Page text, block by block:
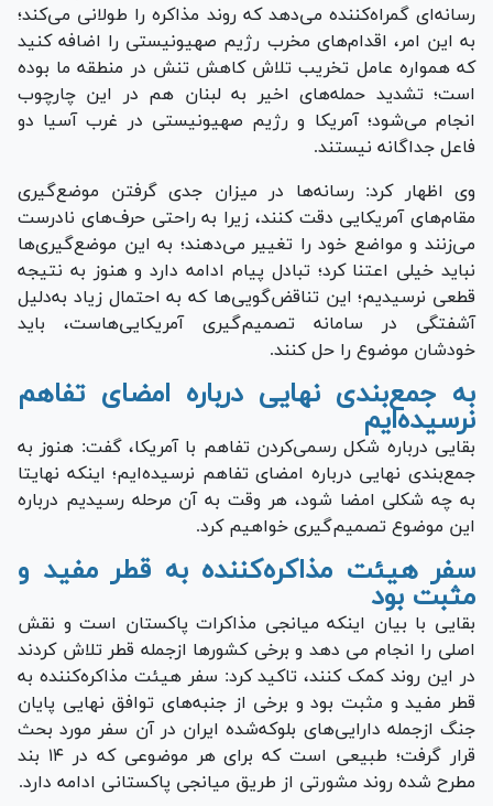
رسانه‌ای گمراه‌کننده می‌دهد که روند مذاکره را طولانی می‌کند؛
به این امر، اقدام‌های مخرب رژیم صهیونیستی را اضافه کنید
که همواره عامل تخریب تلاش کاهش تنش در منطقه ما بوده
است؛ تشدید حمله‌های اخیر به لبنان هم در این چارچوب
انجام می‌شود؛ آمریکا و رژیم صهیونیستی در غرب آسیا دو
فاعل جداگانه نیستند.
وی اظهار کرد: رسانه‌ها در میزان جدی گرفتن موضع‌گیری
مقام‌های آمریکایی دقت کنند، زیرا به راحتی حرف‌های نادرست
می‌زنند و مواضع خود را تغییر می‌دهند؛ به این موضع‌گیری‌ها
نباید خیلی اعتنا کرد؛ تبادل پیام ادامه دارد و هنوز به نتیجه
قطعی نرسیدیم؛ این تناقض‌گویی‌ها که به احتمال زیاد به‌دلیل
آشفتگی در سامانه تصمیم‌گیری آمریکایی‌هاست، باید
خودشان موضوع را حل کنند.
به جمع‌بندی نهایی درباره امضای تفاهم
نرسیده‌ایم
بقایی درباره شکل رسمی‌کردن تفاهم با آمریکا، گفت: هنوز به
جمع‌بندی نهایی درباره امضای تفاهم نرسیده‌ایم؛ اینکه نهایتا
به چه شکلی امضا شود، هر وقت به آن مرحله رسیدیم درباره
این موضوع تصمیم‌گیری خواهیم کرد.
سفر هیئت مذاکره‌کننده به قطر مفید و
مثبت بود
بقایی با بیان اینکه میانجی مذاکرات پاکستان است و نقش
اصلی را انجام می دهد و برخی کشورها ازجمله قطر تلاش کردند
در این روند کمک کنند، تاکید کرد: سفر هیئت مذاکره‌کننده به
قطر مفید و مثبت بود و برخی از جنبه‌های توافق نهایی پایان
جنگ ازجمله دارایی‌های بلوکه‌شده ایران در آن سفر مورد بحث
قرار گرفت؛ طبیعی است که برای هر موضوعی که در ۱۴ بند
مطرح شده روند مشورتی از طریق میانجی پاکستانی ادامه دارد.